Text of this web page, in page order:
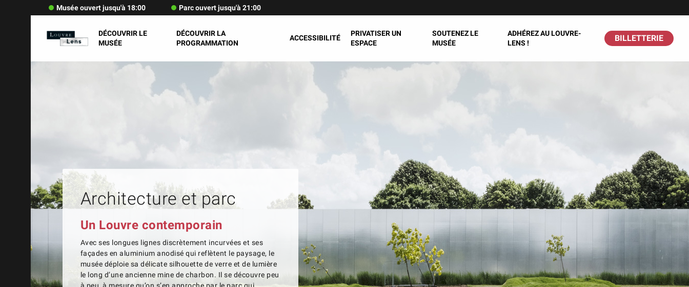
Musée ouvert jusqu'à 18:00 Parc ouvert jusqu'à 21:00
DÉCOUVRIR LE
MUSÉE
DÉCOUVRIR LA
PROGRAMMATION
ACCESSIBILITÉ
PRIVATISER UN
ESPACE
SOUTENEZ LE
MUSÉE
ADHÉREZ AU LOUVRE-
LENS !
BILLETTERIE
Architecture et parc
Un Louvre contemporain
Avec ses longues lignes discrètement incurvées et ses
façades en aluminium anodisé qui reflètent le paysage, le
musée déploie sa délicate silhouette de verre et de lumière
le long d’une ancienne mine de charbon. Il se découvre peu